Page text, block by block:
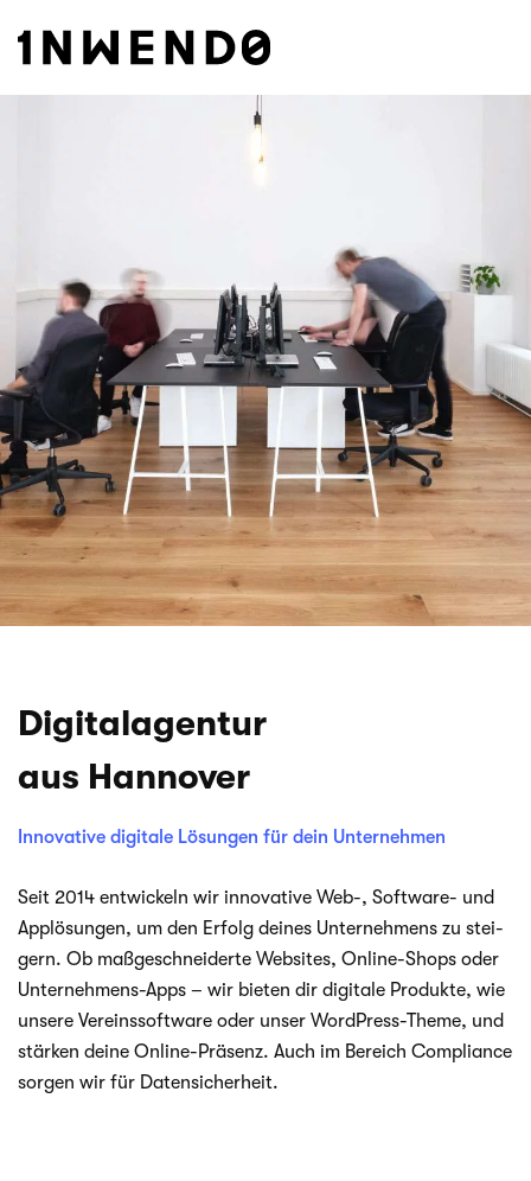
Digitalagentur
aus Hannover
Innovative digitale Lösungen für dein Unternehmen
Seit 2014 ent­wi­ckeln wir inno­va­tive Web-, Software- und
App­lö­sun­gen, um den Erfolg dei­nes Unter­neh­mens zu stei­
gern. Ob maß­ge­schnei­derte Web­sites, Online-Shops oder
Unternehmens-Apps – wir bie­ten dir digi­tale Pro­dukte, wie
unsere Ver­eins­soft­ware oder unser WordPress-Theme, und
stär­ken deine Online-Präsenz. Auch im Bereich Com­pli­ance
sor­gen wir für Datensicherheit.